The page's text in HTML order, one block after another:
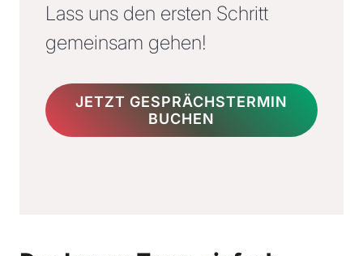
Lass uns den ersten Schritt
gemeinsam gehen!
JETZT GESPRÄCHSTERMIN
BUCHEN